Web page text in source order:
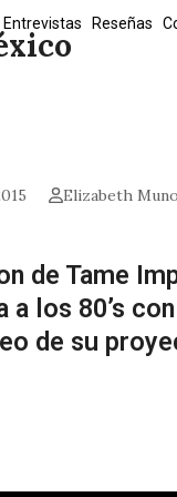
Entrevistas Reseñas
Elizabeth
de Tame
a los 80’s con
de su